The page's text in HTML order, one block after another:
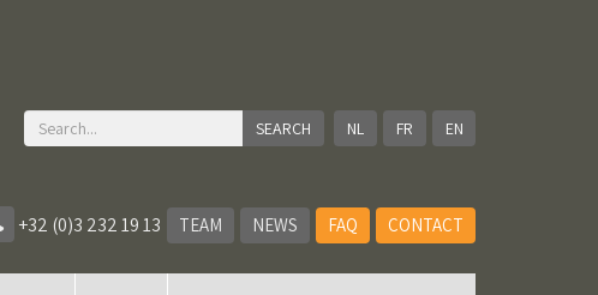
NL FR EN
+32 (0)3 232 19 13 TEAM NEWS FAQ CONTACT